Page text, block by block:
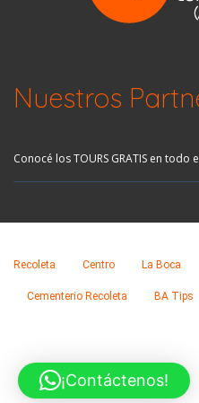
Nuestros
Conocé los TOURS GRATIS en todo
Recoleta Centro La Boca
Cementerio Recoleta BA Tips
¡Contáctenos!